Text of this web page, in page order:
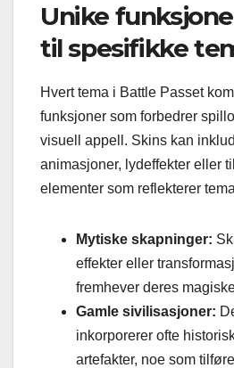
Unike
til spesifikke
Hvert tema i Battle Passet
funksjoner som forbedrer
visuell appell. Skins kan
animasjoner, lydeffekter eller
elementer som reflekterer
Mytiske skapninger:
effekter eller
fremhever deres
Gamle sivilisasjoner:
inkorporerer ofte
artefakter, noe som